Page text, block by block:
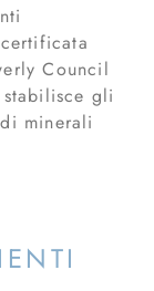
Council
stabilisce gli
minerali